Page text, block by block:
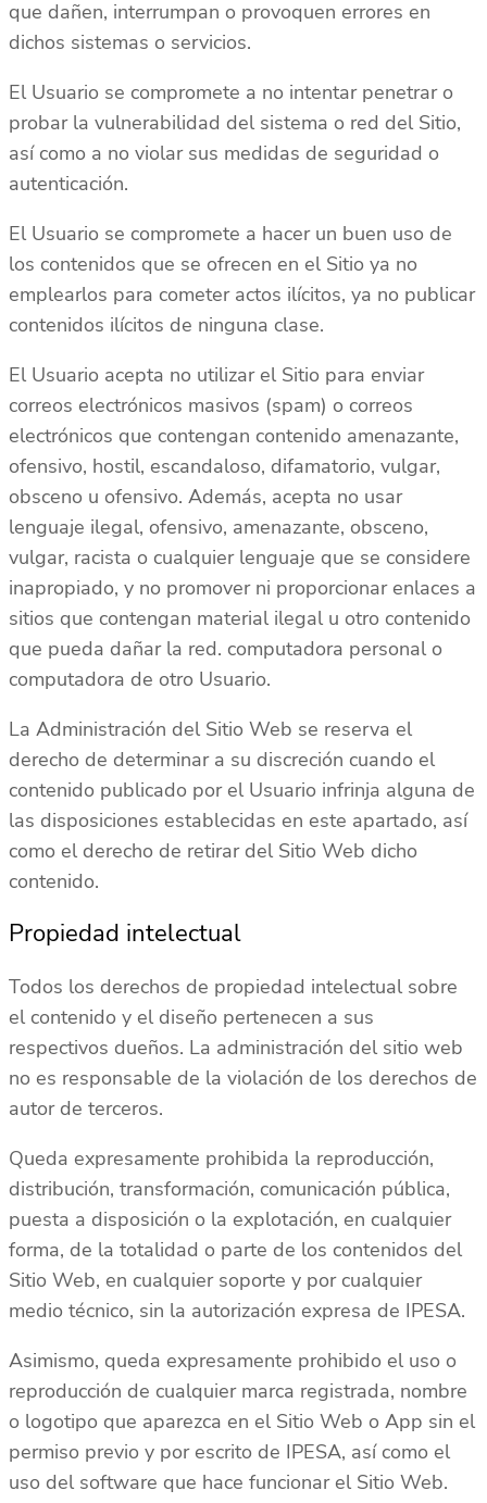
que dañen, interrumpan o provoquen errores en
dichos sistemas o servicios.
El Usuario se compromete a no intentar penetrar o
probar la vulnerabilidad del sistema o red del Sitio,
así como a no violar sus medidas de seguridad o
autenticación.
El Usuario se compromete a hacer un buen uso de
los contenidos que se ofrecen en el Sitio ya no
emplearlos para cometer actos ilícitos, ya no publicar
contenidos ilícitos de ninguna clase.
El Usuario acepta no utilizar el Sitio para enviar
correos electrónicos masivos (spam) o correos
electrónicos que contengan contenido amenazante,
ofensivo, hostil, escandaloso, difamatorio, vulgar,
obsceno u ofensivo. Además, acepta no usar
lenguaje ilegal, ofensivo, amenazante, obsceno,
vulgar, racista o cualquier lenguaje que se considere
inapropiado, y no promover ni proporcionar enlaces a
sitios que contengan material ilegal u otro contenido
que pueda dañar la red. computadora personal o
computadora de otro Usuario.
La Administración del Sitio Web se reserva el
derecho de determinar a su discreción cuando el
contenido publicado por el Usuario infrinja alguna de
las disposiciones establecidas en este apartado, así
como el derecho de retirar del Sitio Web dicho
contenido.
Propiedad intelectual
Todos los derechos de propiedad intelectual sobre
el contenido y el diseño pertenecen a sus
respectivos dueños. La administración del sitio web
no es responsable de la violación de los derechos de
autor de terceros.
Queda expresamente prohibida la reproducción,
distribución, transformación, comunicación pública,
puesta a disposición o la explotación, en cualquier
forma, de la totalidad o parte de los contenidos del
Sitio Web, en cualquier soporte y por cualquier
medio técnico, sin la autorización expresa de IPESA.
Asimismo, queda expresamente prohibido el uso o
reproducción de cualquier marca registrada, nombre
o logotipo que aparezca en el Sitio Web o App sin el
permiso previo y por escrito de IPESA, así como el
uso del software que hace funcionar el Sitio Web.